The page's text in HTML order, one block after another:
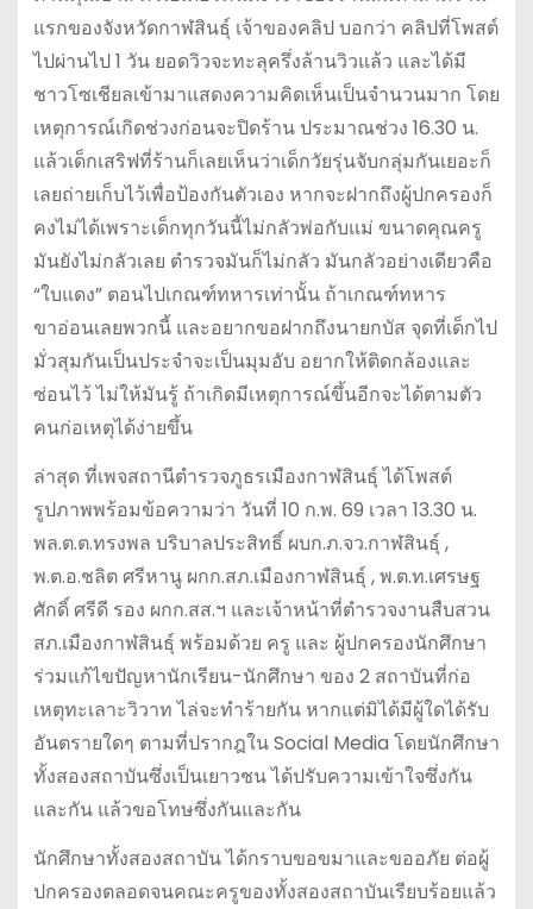
แรกของจังหวัดกาฬสินธุ์ เจ้าของคลิป บอกว่า คลิปที่โพสต์
ไปผ่านไป 1 วัน ยอดวิวจะทะลุครึ่งล้านวิวแล้ว และได้มี
ชาวโซเชียลเข้ามาแสดงความคิดเห็นเป็นจำนวนมาก โดย
เหตุการณ์เกิดช่วงก่อนจะปิดร้าน ประมาณช่วง 16.30 น.
แล้วเด็กเสริฟที่ร้านก็เลยเห็นว่าเด็กวัยรุ่นจับกลุ่มกันเยอะก็
เลยถ่ายเก็บไว้เพื่อป้องกันตัวเอง หากจะฝากถึงผู้ปกครองก็
คงไม่ได้เพราะเด็กทุกวันนี้ไม่กลัวพ่อกับแม่ ขนาดคุณครู
มันยังไม่กลัวเลย ตำรวจมันก็ไม่กลัว มันกลัวอย่างเดียวคือ
“ใบแดง” ตอนไปเกณฑ์ทหารเท่านั้น ถ้าเกณฑ์ทหาร
ขาอ่อนเลยพวกนี้ และอยากขอฝากถึงนายกบัส จุดที่เด็กไป
มั่วสุมกันเป็นประจำจะเป็นมุมอับ อยากให้ติดกล้องและ
ซ่อนไว้ ไม่ให้มันรู้ ถ้าเกิดมีเหตุการณ์ขึ้นอีกจะได้ตามตัว
คนก่อเหตุได้ง่ายขึ้น
ล่าสุด ที่เพจสถานีตำรวจภูธรเมืองกาฬสินธุ์ ได้โพสต์
รูปภาพพร้อมข้อความว่า วันที่ 10 ก.พ. 69 เวลา 13.30 น.
พล.ต.ต.ทรงพล บริบาลประสิทธิ์ ผบก.ภ.จว.กาฬสินธุ์ ,
พ.ต.อ.ชลิต ศรีหานู ผกก.สภ.เมืองกาฬสินธุ์ , พ.ต.ท.เศรษฐ
ศักดิ์ ศรีดี รอง ผกก.สส.ฯ และเจ้าหน้าที่ตำรวจงานสืบสวน
สภ.เมืองกาฬสินธุ์ พร้อมด้วย ครู และ ผู้ปกครองนักศึกษา
ร่วมแก้ไขปัญหานักเรียน-นักศึกษา ของ 2 สถาบันที่ก่อ
เหตุทะเลาะวิวาท ไล่จะทำร้ายกัน หากแต่มิได้มีผู้ใดได้รับ
อันตรายใดๆ ตามที่ปรากฎใน Social Media โดยนักศึกษา
ทั้งสองสถาบันซึ่งเป็นเยาวชน ได้ปรับความเข้าใจซึ่งกัน
และกัน แล้วขอโทษซึ่งกันและกัน
นักศึกษาทั้งสองสถาบัน ได้กราบขอขมาและขออภัย ต่อผู้
ปกครองตลอดจนคณะครูของทั้งสองสถาบันเรียบร้อยแล้ว